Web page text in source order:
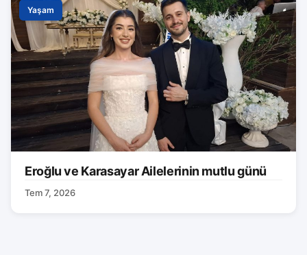
Yaşam
Eroğlu ve Karasayar Ailelerinin mutlu günü
Tem 7, 2026